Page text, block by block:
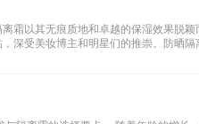
霜以其无痕质地和卓越的保湿效果脱
深受美妆博主和明星们的推崇。防晒